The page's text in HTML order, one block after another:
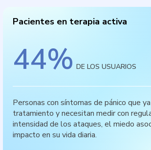
Pacientes en terapia activa
44% DE LOS USUARIOS
Personas con síntomas de pánico que
tratamiento y necesitan medir con
intensidad de los ataques, el miedo
impacto en su vida diaria.